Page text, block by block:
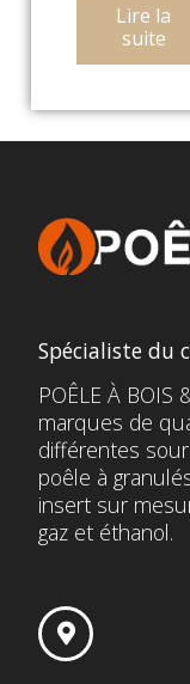
Lire la
suite
Spécialiste du
POÊLE À
marques de
différentes
poêle à
insert sur
gaz et éthanol.